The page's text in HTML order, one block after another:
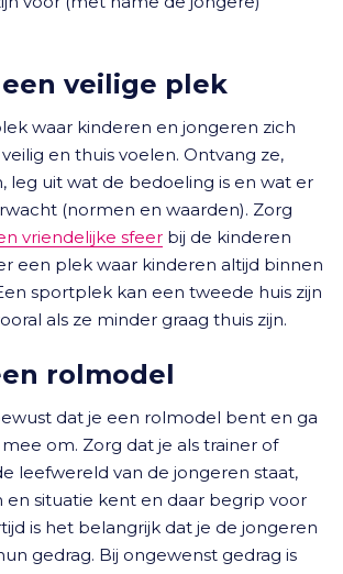
veilige plek
waar kinderen en jongeren zich
en thuis voelen. Ontvang ze,
leg uit wat de bedoeling is en wat er
(normen en waarden). Zorg
vriendelijke sfeer bij de kinderen
een plek waar kinderen altijd binnen
sportplek kan een tweede huis zijn
als ze minder graag thuis zijn.
rolmodel
dat je een rolmodel bent en ga
om. Zorg dat je als trainer of
leefwereld van de jongeren staat,
en situatie kent en daar begrip voor
is het belangrijk dat je de jongeren
gedrag. Bij ongewenst gedrag is